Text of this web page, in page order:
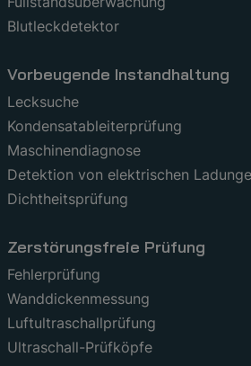
Blutleckdetektor
Vorbeugende Instandhaltung
Lecksuche
Kondensatableiterprüfung
Maschinendiagnose
Detektion von elektrischen
Dichtheitsprüfung
Zerstörungsfreie Prüfung
Fehlerprüfung
Wanddickenmessung
Luftultraschallprüfung
Ultraschall-Prüfköpfe